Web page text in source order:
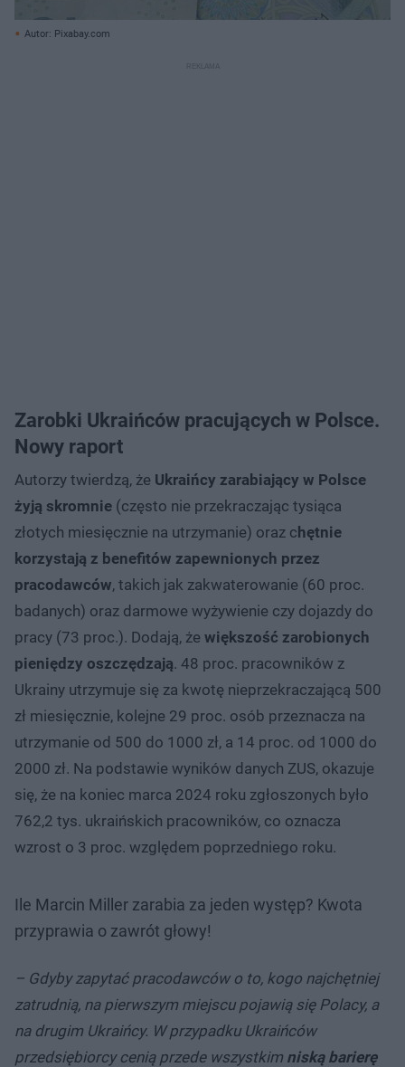
Autor: Pixabay.com
Zarobki Ukraińców pracujących w Polsce.
Nowy raport
Autorzy twierdzą, że Ukraińcy zarabiający w Polsce
żyją skromnie (często nie przekraczając tysiąca
złotych miesięcznie na utrzymanie) oraz chętnie
korzystają z benefitów zapewnionych przez
pracodawców, takich jak zakwaterowanie (60 proc.
badanych) oraz darmowe wyżywienie czy dojazdy do
pracy (73 proc.). Dodają, że większość zarobionych
pieniędzy oszczędzają. 48 proc. pracowników z
Ukrainy utrzymuje się za kwotę nieprzekraczającą 500
zł miesięcznie, kolejne 29 proc. osób przeznacza na
utrzymanie od 500 do 1000 zł, a 14 proc. od 1000 do
2000 zł. Na podstawie wyników danych ZUS, okazuje
się, że na koniec marca 2024 roku zgłoszonych było
762,2 tys. ukraińskich pracowników, co oznacza
wzrost o 3 proc. względem poprzedniego roku.
Ile Marcin Miller zarabia za jeden występ? Kwota
przyprawia o zawrót głowy!
– Gdyby zapytać pracodawców o to, kogo najchętniej
zatrudnią, na pierwszym miejscu pojawią się Polacy, a
na drugim Ukraińcy. W przypadku Ukraińców
przedsiębiorcy cenią przede wszystkim niską barierę